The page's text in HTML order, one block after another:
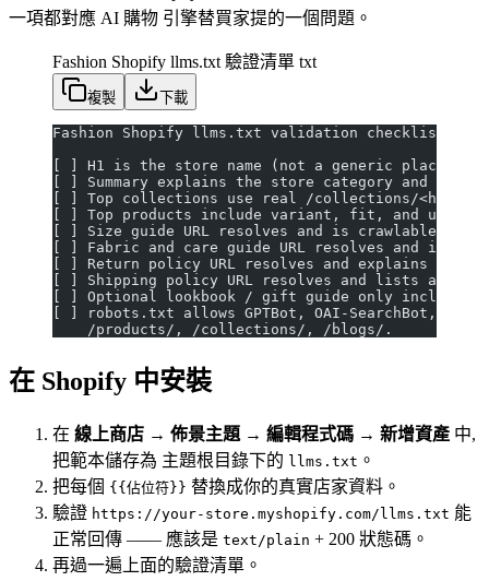
一項都對應 AI 購物 引擎替買家提的一個問題。
Fashion Shopify llms.txt 驗證清單 txt
複製 下載
Fashion Shopify llms.txt validation checklist
[ ] H1 is the store name (not a generic
[ ] Summary explains the store category and
[ ] Top collections use real /collections/<handle>
[ ] Top products include variant, fit, and use-
[ ] Size guide URL resolves and is crawlable.
[ ] Fabric and care guide URL resolves and is
[ ] Return policy URL resolves and explains
[ ] Shipping policy URL resolves and lists actual
[ ] Optional lookbook / gift guide only included
[ ] robots.txt allows GPTBot, OAI-SearchBot,
    /products/, /collections/, /blogs/.
在 Shopify 中安裝
在 線上商店 → 佈景主題 → 編輯程式碼 → 新增資產 中,
把範本儲存為 主題根目錄下的 llms.txt 。
把每個 {{佔位符}} 替換成你的真實店家資料。
驗證 https://your-store.myshopify.com/llms.txt 能
正常回傳 —— 應該是 text/plain + 200 狀態碼。
再過一遍上面的驗證清單。